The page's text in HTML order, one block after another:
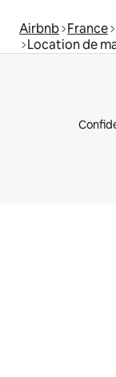
Airbnb France
Location de